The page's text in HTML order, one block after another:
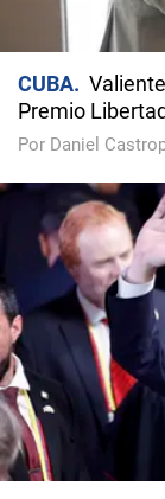
CUBA
Premio
Por Daniel